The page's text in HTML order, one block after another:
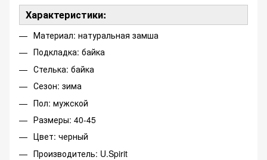
Характеристики:
Материал: натуральная замша
Подкладка: байка
Стелька: байка
Сезон: зима
Пол: мужской
Размеры: 40-45
Цвет: черный
Производитель: U.Spirit